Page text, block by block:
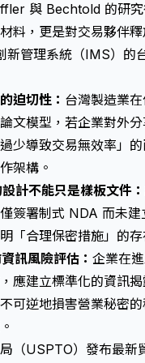
與 Bechtold 的研
料，更是對交易夥伴
管理系統（IMS）的
迫切性： 台灣製造業
文模型，若企業對外
少導致交易無效率」
架構。
計不能只是樣板文件：
簽署制式 NDA 而未
「合理保密措施」的
訊風險評估： 企業在
應建立標準化的資訊
可逆地損害營業秘密
（USPTO）發布最